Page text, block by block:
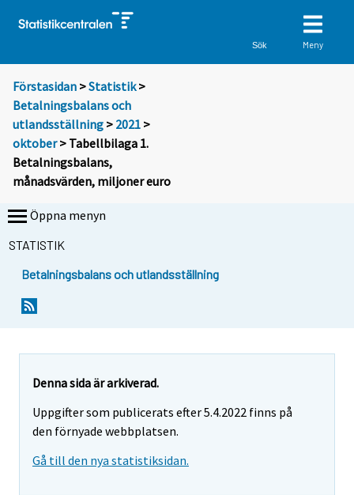
Sök Meny
Förstasidan >Statistik >
Betalningsbalans och
utlandsställning > 2021 >
oktober> Tabellbilaga 1.
Betalningsbalans,
månadsvärden, miljoner euro
Öppna menyn
STATISTIK
Betalningsbalans och utlandsställning
Denna sida är arkiverad.
Uppgifter som publicerats efter 5.4.2022 finns på
den förnyade webbplatsen.
Gå till den nya statistiksidan.